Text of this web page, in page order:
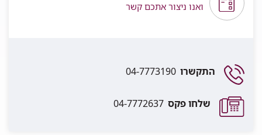
ואנו ניצור אתכם קשר
התקשרו 04-7773190
שלחו פקס 04-7772637